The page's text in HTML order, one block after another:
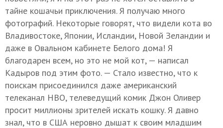
тайне кошачьи приключения. Я получаю много
фотографий. Некоторые говорят, что видели кота во
Владивостоке, Японии, Исландии, Новой Зеландии и
даже в Овальном кабинете Белого дома! Я
благодарен всем, но это не мой кот, — написал
Кадыров под этим фото. — Стало известно, что к
поискам присоединился даже американский
телеканал НВО, телеведущий комик Джон Оливер
просит миллионы зрителей искать кошку. Я давно
знал, что в США неровно дышат к своим младшим